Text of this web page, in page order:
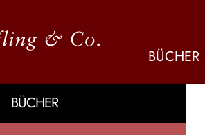
BÜCHER
BÜCHER